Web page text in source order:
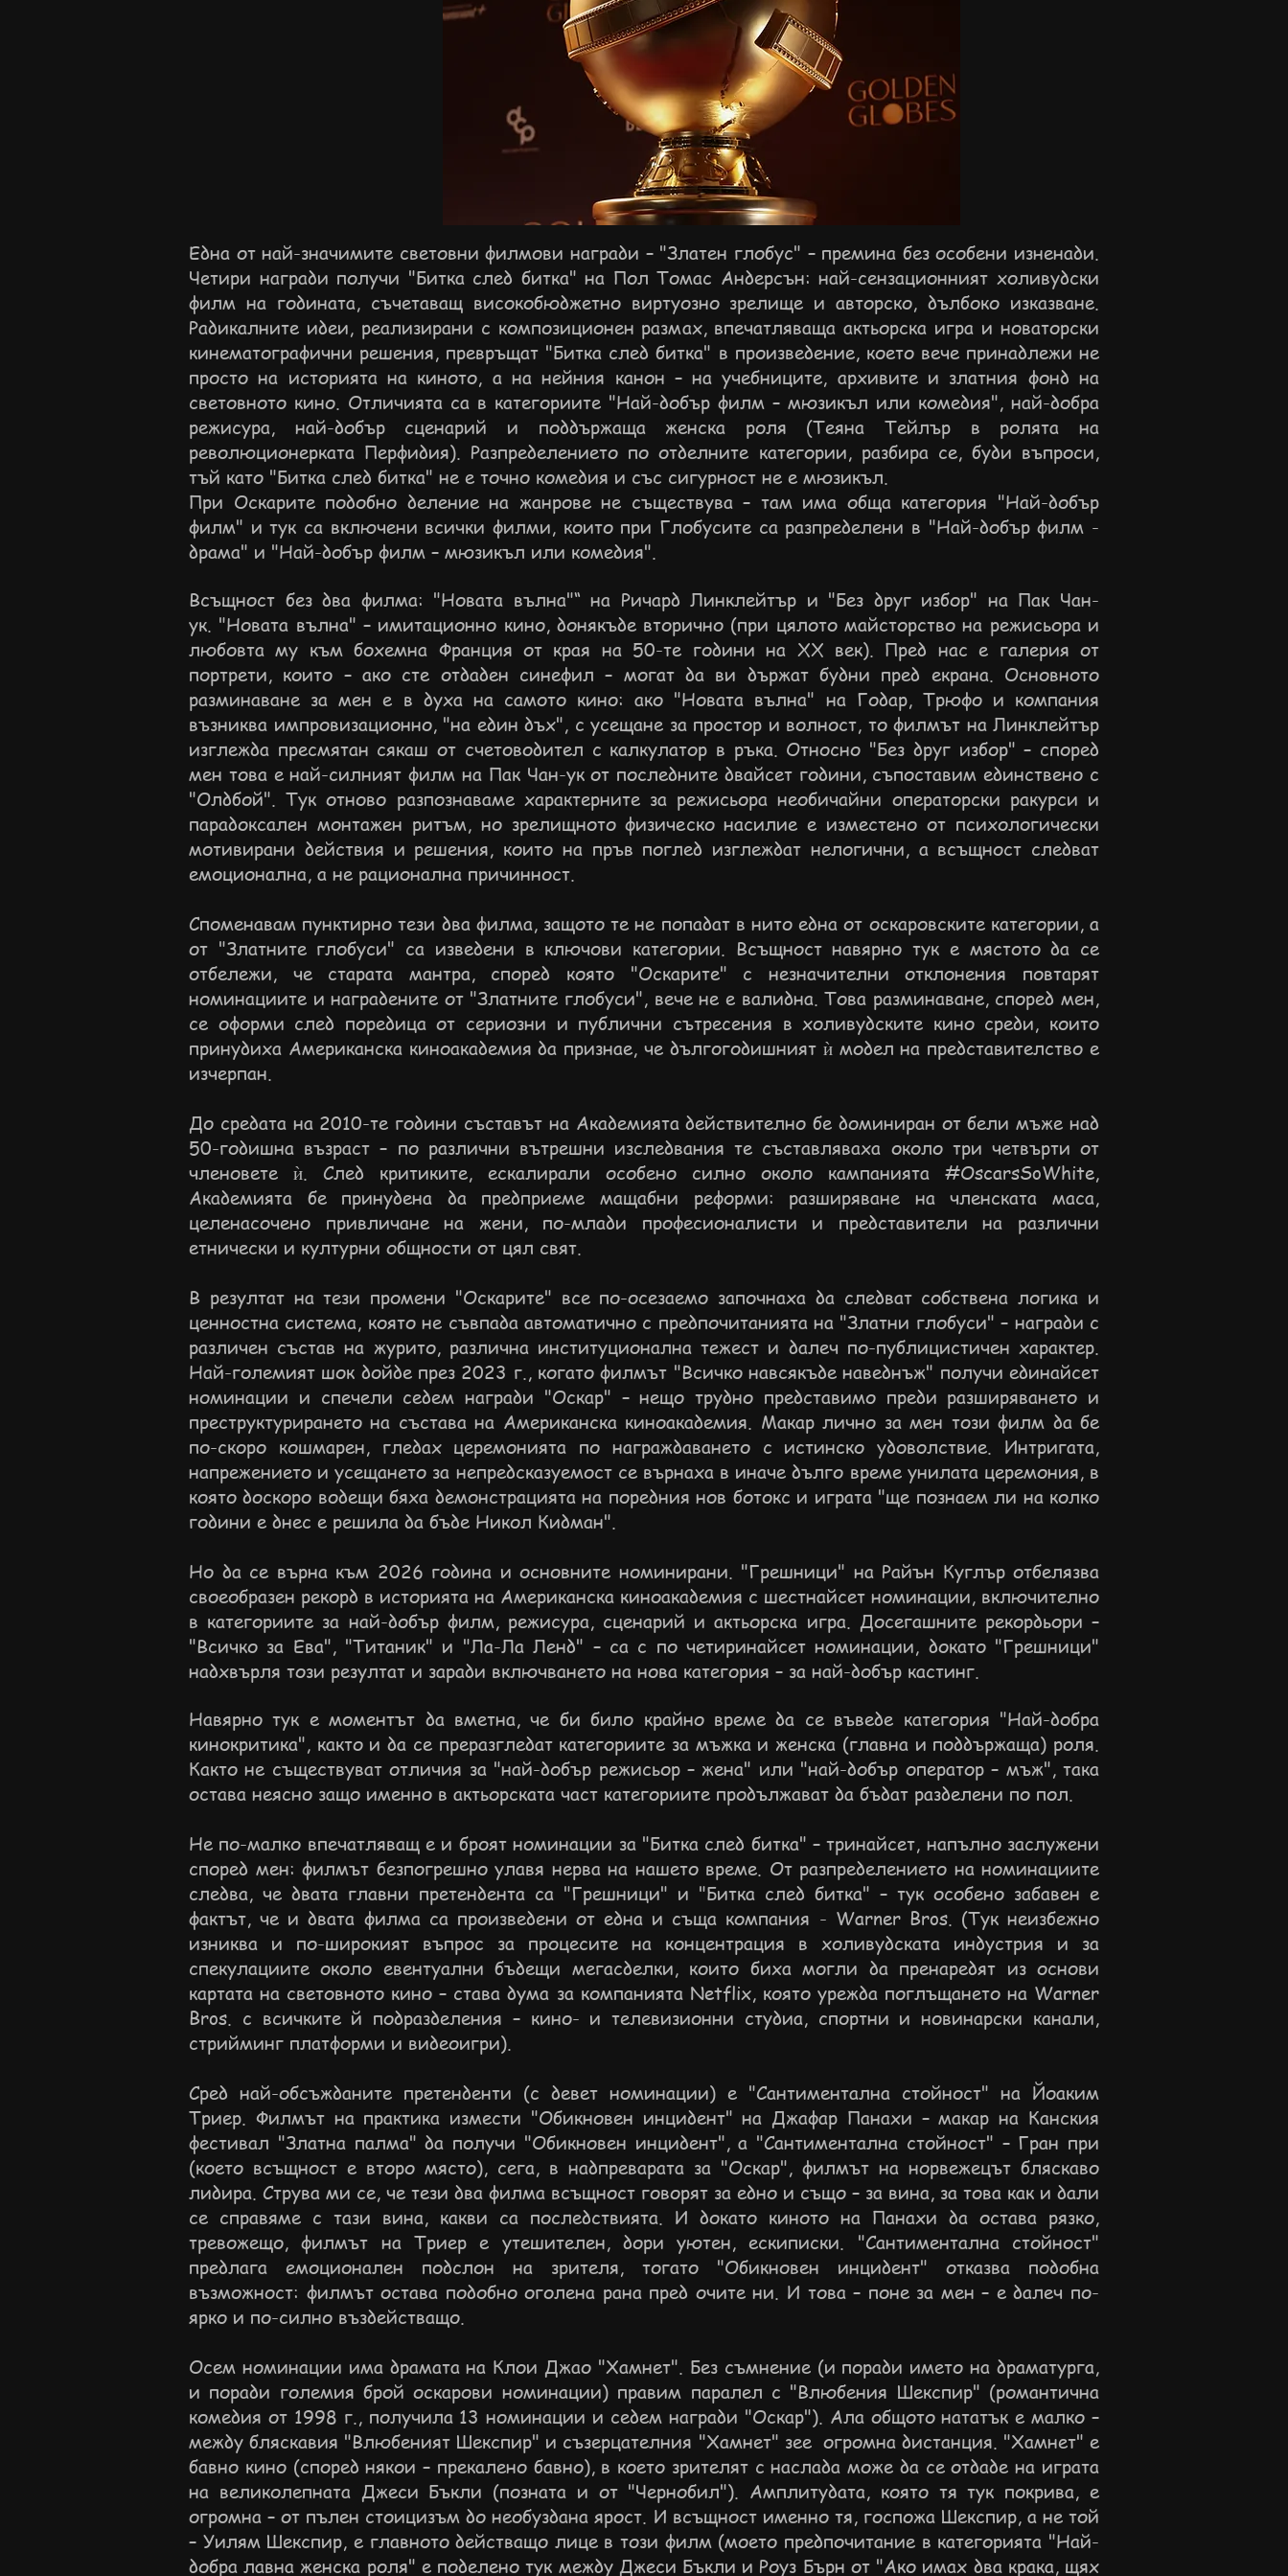
Една от най-значимите световни филмови награди – "Златен глобус" – премина без особени изненади.
Четири награди получи "Битка след битка" на Пол Томас Андерсън: най-сензационният холивудски
филм на годината, съчетаващ високобюджетно виртуозно зрелище и авторско, дълбоко изказване.
Радикалните идеи, реализирани с композиционен размах, впечатляваща актьорска игра и новаторски
кинематографични решения, превръщат "Битка след битка" в произведение, което вече принадлежи не
просто на историята на киното, а на нейния канон – на учебниците, архивите и златния фонд на
световното кино. Отличията са в категориите "Най-добър филм – мюзикъл или комедия", най-добра
режисура, най-добър сценарий и поддържаща женска роля (Теяна Тейлър в ролята на
революционерката Перфидия). Разпределението по отделните категории, разбира се, буди въпроси,
тъй като "Битка след битка" не е точно комедия и със сигурност не е мюзикъл.
При Оскарите подобно деление на жанрове не съществува – там има обща категория "Най-добър
филм" и тук са включени всички филми, които при Глобусите са разпределени в "Най-добър филм -
драма" и "Най-добър филм – мюзикъл или комедия".
Всъщност без два филма: "Новата вълна"“ на Ричард Линклейтър и "Без друг избор" на Пак Чан-
ук. "Новата вълна" – имитационно кино, донякъде вторично (при цялото майсторство на режисьора и
любовта му към бохемна Франция от края на 50-те години на XX век). Пред нас е галерия от
портрети, които – ако сте отдаден синефил – могат да ви държат будни пред екрана. Основното
разминаване за мен е в духа на самото кино: ако "Новата вълна" на Годар, Трюфо и компания
възниква импровизационно, "на един дъх", с усещане за простор и волност, то филмът на Линклейтър
изглежда пресмятан сякаш от счетоводител с калкулатор в ръка. Относно "Без друг избор" – според
мен това е най-силният филм на Пак Чан-ук от последните двайсет години, съпоставим единствено с
"Олдбой". Тук отново разпознаваме характерните за режисьора необичайни операторски ракурси и
парадоксален монтажен ритъм, но зрелищното физическо насилие е изместено от психологически
мотивирани действия и решения, които на пръв поглед изглеждат нелогични, а всъщност следват
емоционална, а не рационална причинност.
Споменавам пунктирно тези два филма, защото те не попадат в нито една от оскаровските категории, а
от "Златните глобуси" са изведени в ключови категории. Всъщност навярно тук е мястото да се
отбележи, че старата мантра, според която "Оскарите" с незначителни отклонения повтарят
номинациите и наградените от "Златните глобуси", вече не е валидна. Това разминаване, според мен,
се оформи след поредица от сериозни и публични сътресения в холивудските кино среди, които
принудиха Американска киноакадемия да признае, че дългогодишният ѝ модел на представителство е
изчерпан.
До средата на 2010-те години съставът на Академията действително бе доминиран от бели мъже над
50-годишна възраст – по различни вътрешни изследвания те съставляваха около три четвърти от
членовете ѝ. След критиките, ескалирали особено силно около кампанията #OscarsSoWhite,
Академията бе принудена да предприеме мащабни реформи: разширяване на членската маса,
целенасочено привличане на жени, по-млади професионалисти и представители на различни
етнически и културни общности от цял свят.
В резултат на тези промени "Оскарите" все по-осезаемо започнаха да следват собствена логика и
ценностна система, която не съвпада автоматично с предпочитанията на "Златни глобуси" – награди с
различен състав на журито, различна институционална тежест и далеч по-публицистичен характер.
Най-големият шок дойде през 2023 г., когато филмът "Всичко навсякъде наведнъж" получи единайсет
номинации и спечели седем награди "Оскар" – нещо трудно представимо преди разширяването и
преструктурирането на състава на Американска киноакадемия. Макар лично за мен този филм да бе
по-скоро кошмарен, гледах церемонията по награждаването с истинско удоволствие. Интригата,
напрежението и усещането за непредсказуемост се върнаха в иначе дълго време унилата церемония, в
която доскоро водещи бяха демонстрацията на поредния нов ботокс и играта "ще познаем ли на колко
години е днес е решила да бъде Никол Кидман".
Но да се върна към 2026 година и основните номинирани. "Грешници" на Райън Куглър отбелязва
своеобразен рекорд в историята на Американска киноакадемия с шестнайсет номинации, включително
в категориите за най-добър филм, режисура, сценарий и актьорска игра. Досегашните рекордьори –
"Всичко за Ева", "Титаник" и "Ла-Ла Ленд" – са с по четиринайсет номинации, докато "Грешници"
надхвърля този резултат и заради включването на нова категория – за най-добър кастинг.
Навярно тук е моментът да вметна, че би било крайно време да се въведе категория "Най-добра
кинокритика", както и да се преразгледат категориите за мъжка и женска (главна и поддържаща) роля.
Както не съществуват отличия за "най-добър режисьор – жена" или "най-добър оператор – мъж", така
остава неясно защо именно в актьорската част категориите продължават да бъдат разделени по пол.
Не по-малко впечатляващ е и броят номинации за "Битка след битка" – тринайсет, напълно заслужени
според мен: филмът безпогрешно улавя нерва на нашето време. От разпределението на номинациите
следва, че двата главни претендента са "Грешници" и "Битка след битка" – тук особено забавен е
фактът, че и двата филма са произведени от една и съща компания - Warner Bros. (Тук неизбежно
изниква и по-широкият въпрос за процесите на концентрация в холивудската индустрия и за
спекулациите около евентуални бъдещи мегасделки, които биха могли да пренаредят из основи
картата на световното кино – става дума за компанията Netflix, която урежда поглъщането на Warner
Bros. с всичките й подразделения – кино- и телевизионни студиа, спортни и новинарски канали,
стрийминг платформи и видеоигри).
Сред най-обсъжданите претенденти (с девет номинации) е "Сантиментална стойност" на Йоаким
Триер. Филмът на практика измести "Обикновен инцидент" на Джафар Панахи – макар на Канския
фестивал "Златна палма" да получи "Обикновен инцидент", а "Сантиментална стойност" – Гран при
(което всъщност е второ място), сега, в надпреварата за "Оскар", филмът на норвежецът бляскаво
лидира. Струва ми се, че тези два филма всъщност говорят за едно и също – за вина, за това как и дали
се справяме с тази вина, какви са последствията. И докато киното на Панахи да остава рязко,
тревожещо, филмът на Триер е утешителен, дори уютен, ескиписки. "Сантиментална стойност"
предлага емоционален подслон на зрителя, тогато "Обикновен инцидент" отказва подобна
възможност: филмът остава подобно оголена рана пред очите ни. И това – поне за мен – е далеч по-
ярко и по-силно въздействащо.
Осем номинации има драмата на Клои Джао "Хамнет". Без съмнение (и поради името на драматурга,
и поради големия брой оскарови номинации) правим паралел с "Влюбения Шекспир" (романтична
комедия от 1998 г., получила 13 номинации и седем награди "Оскар"). Ала общото нататък е малко –
между бляскавия "Влюбеният Шекспир" и съзерцателния "Хамнет" зее огромна дистанция. "Хамнет" е
бавно кино (според някои – прекалено бавно), в което зрителят с наслада може да се отдаде на играта
на великолепната Джеси Бъкли (позната и от "Чернобил"). Амплитудата, която тя тук покрива, е
огромна – от пълен стоицизъм до необуздана ярост. И всъщност именно тя, госпожа Шекспир, а не той
– Уилям Шекспир, е главното действащо лице в този филм (моето предпочитание в категорията "Най-
добра лавна женска роля" е поделено тук между Джеси Бъкли и Роуз Бърн от "Ако имах два крака, щях